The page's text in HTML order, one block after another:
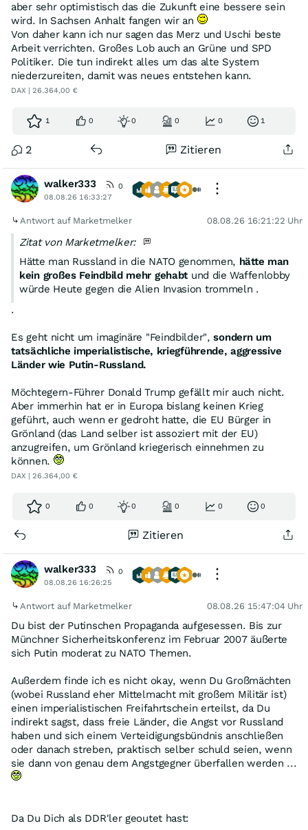
aber sehr optimistisch das die Zukunft eine bessere sein
wird. In Sachsen Anhalt fangen wir an
Von daher kann ich nur sagen das Merz und Uschi beste
Arbeit verrichten. Großes Lob auch an Grüne und SPD
Politiker. Die tun indirekt alles um das alte System
niederzureiten, damit was neues entstehen kann.
DAX | 26.364,00 €
1 0 0 0 0 1
2 Zitieren
walker333
0
08.08.26 16:33:27
Antwort auf Marketmelker 08.08.26 16:21:22 Uhr
Zitat von Marketmelker:
Hätte man Russland in die NATO genommen, hätte man
kein großes Feindbild mehr gehabtund die Waffenlobby
würde Heute gegen die Alien Invasion trommeln .
.
Es geht nicht um imaginäre "Feindbilder",sondern um
tatsächliche imperialistische, kriegführende, aggressive
Länder wie Putin-Russland.
Möchtegern-Führer Donald Trump gefällt mir auch nicht.
Aber immerhin hat er in Europa bislang keinen Krieg
geführt, auch wenn er gedroht hatte, die EU Bürger in
Grönland (das Land selber ist assoziert mit der EU)
anzugreifen, um Grönland kriegerisch einnehmen zu
können.
DAX | 26.364,00 €
0 0 0 0 0 0
Zitieren
walker333
0
08.08.26 16:26:25
Antwort auf Marketmelker 08.08.26 15:47:04 Uhr
Du bist der Putinschen Propaganda aufgesessen. Bis zur
Münchner Sicherheitskonferenz im Februar 2007 äußerte
sich Putin moderat zu NATO Themen.
Außerdem finde ich es nicht okay, wenn Du Großmächten
(wobei Russland eher Mittelmacht mit großem Militär ist)
einen imperialistischen Freifahrtschein erteilst, da Du
indirekt sagst, dass freie Länder, die Angst vor Russland
haben und sich einem Verteidigungsbündnis anschließen
oder danach streben, praktisch selber schuld seien, wenn
sie dann von genau dem Angstgegner überfallen werden ...
Da Du Dich als DDR'ler geoutet hast: